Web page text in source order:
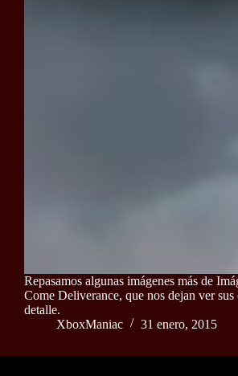
Repasamos algunas imágenes más de
Come Deliverance, que nos dejan ver
detalle.
XboxManiac
31 enero, 2015